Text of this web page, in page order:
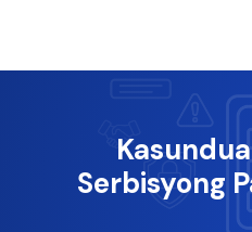
Serbisyong